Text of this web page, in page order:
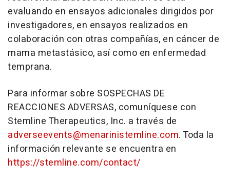
evaluando en ensayos adicionales dirigidos por
investigadores, en ensayos realizados en
colaboración con otras compañías, en cáncer de
mama metastásico, así como en enfermedad
temprana.
Para informar sobre SOSPECHAS DE
REACCIONES ADVERSAS, comuníquese con
Stemline Therapeutics, Inc. a través de
adverseevents@menarinistemline.com. Toda la
información relevante se encuentra en
https://stemline.com/contact/